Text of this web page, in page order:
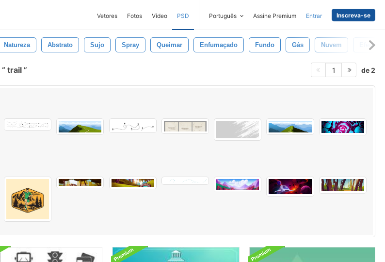
Vetores Fotos Vídeo PSD Português Assine Premium Entrar Inscreva-se
Natureza Abstrato Sujo Spray Queimar Enfumaçado Fundo Gás Nuvem Efeito
trail 1 de 2